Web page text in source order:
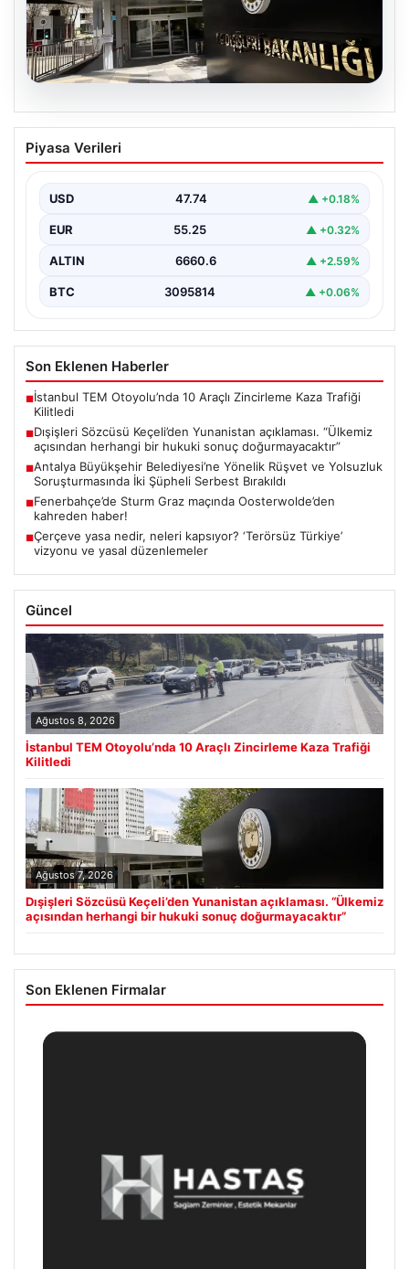
07.08.2026
Dışişleri Sözcüsü Keçeli’den
Yunanistan açıklaması. “Ülkemiz
doğurmayacaktır”
Piyasa Verileri
USD 47.74 ▲ +0.18%
EUR 55.25 ▲ +0.32%
ALTIN 6660.6 ▲ +2.59%
BTC 3095814 ▲ +0.06%
Son Eklenen Haberler
■İstanbul TEM Otoyolu’nda 10 Araçlı Zincirleme Kaza Trafiği
Kilitledi
■Dışişleri Sözcüsü Keçeli’den Yunanistan açıklaması. “Ülkemiz
açısından herhangi bir hukuki sonuç doğurmayacaktır”
■Antalya Büyükşehir Belediyesi’ne Yönelik Rüşvet ve Yolsuzluk
Soruşturmasında İki Şüpheli Serbest Bırakıldı
■Fenerbahçe’de Sturm Graz maçında Oosterwolde’den
kahreden haber!
■Çerçeve yasa nedir, neleri kapsıyor? ‘Terörsüz Türkiye’
vizyonu ve yasal düzenlemeler
Güncel
Ağustos 8, 2026
İstanbul TEM Otoyolu’nda 10 Araçlı Zincirleme Kaza Trafiği
Kilitledi
Ağustos 7, 2026
Dışişleri Sözcüsü Keçeli’den Yunanistan açıklaması. “Ülkemiz
açısından herhangi bir hukuki sonuç doğurmayacaktır”
Son Eklenen Firmalar